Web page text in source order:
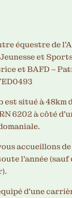
équestre de
et
et BAFD –
est situé à 48km
6202 à côté
accueillons
l’année (sauf
d’une